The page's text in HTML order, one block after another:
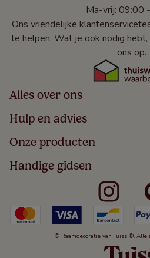
Ma-vrij: 09:00
Ons vriendelijke
te helpen. Wat je ook nodig
ons op.
Alles over ons
Home
Over
Bestellen
Winacties
Veelgestelde Vragen
Hulp en advies
Volg Je Bestelling
Levering
5 Jaar Garantie
Algemene Voorwaarden
Kindveiligheid
Cookies
Herroepingsrecht
Onze producten
Houten Jaloezieën
Rolgordijnen
Verticale Jaloezieën
Duo Rolgordijnen
Duo Plisségordijnen
Handige gidsen
Meten Voor Raamdecoratie
Badkamer Raamdecoratie
Slaapkamer Raamdecoratie
Keuken Raamdecoratie
De Jaloezieën Gids
Jaloezieënwoordenboek
© Raamdecoratie van Tuiss ®. Alle